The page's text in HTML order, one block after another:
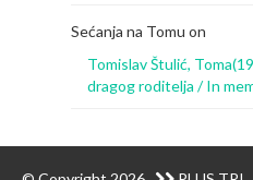
Sećanja na Tomu on
Tomislav Štulić,
dragog roditelja / In